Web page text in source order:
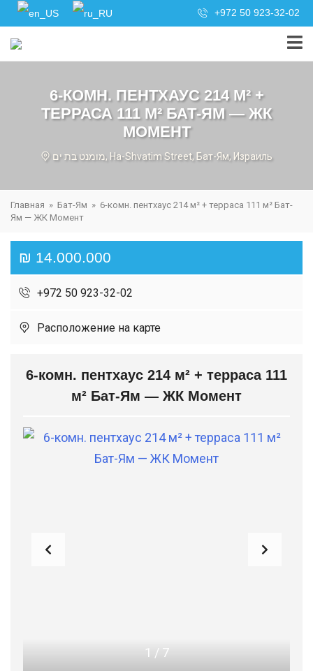
+972 50 923-32-02
6-КОМН. ПЕНТХАУС 214 М² +
ТЕРРАСА 111 М² БАТ-ЯМ — ЖК
МОМЕНТ
מומנט בת ים, Ha-Shvatim Street, Бат-Ям, Израиль
Главная » Бат-Ям » 6-комн. пентхаус 214 м² + терраса 111 м² Бат-
Ям — ЖК Момент
₪ 14.000.000
+972 50 923-32-02
Расположение на карте
6-комн. пентхаус 214 м² + терраса 111
м² Бат-Ям — ЖК Момент
1 / 7